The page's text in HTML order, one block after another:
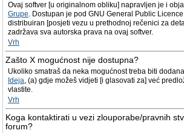
Ovaj softver [u originalnom obliku] napravljen je i
Grupe. Dostupan je pod GNU General Public
distribuiran [posjeti vezu u prethodnoj rečenici za
zadržava sva autorska prava na ovaj softver.
Vrh
Zašto X mogućnost nije dostupna?
Ukoliko smatraš da neka mogućnost treba biti
Ideja, (a) gdje možeš vidjeti [i glasovati za] već
vlastite.
Vrh
Koga kontaktirati u vezi zlouporabe/pravnih
forum?